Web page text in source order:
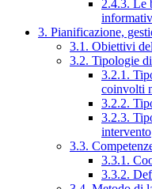
2.4.3. Le
3. Pianificazione,
3.1. Obiettivi
3.2. Tipologie
3.2.1.
coinvolti
3.2.2.
3.2.3.
intervento
3.3.
3.3.1.
3.3.2.